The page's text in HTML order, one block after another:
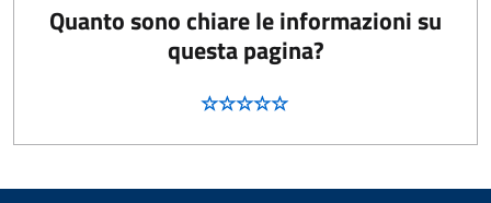
Quanto sono chiare le informazioni su
questa pagina?